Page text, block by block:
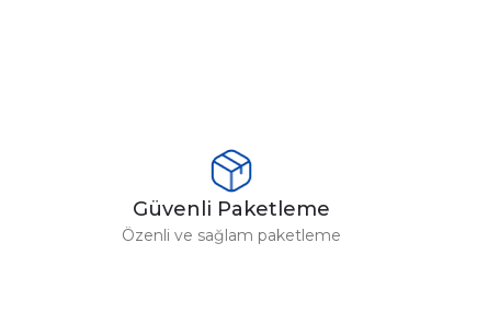
Güvenli Paketleme
Özenli ve sağlam paketleme